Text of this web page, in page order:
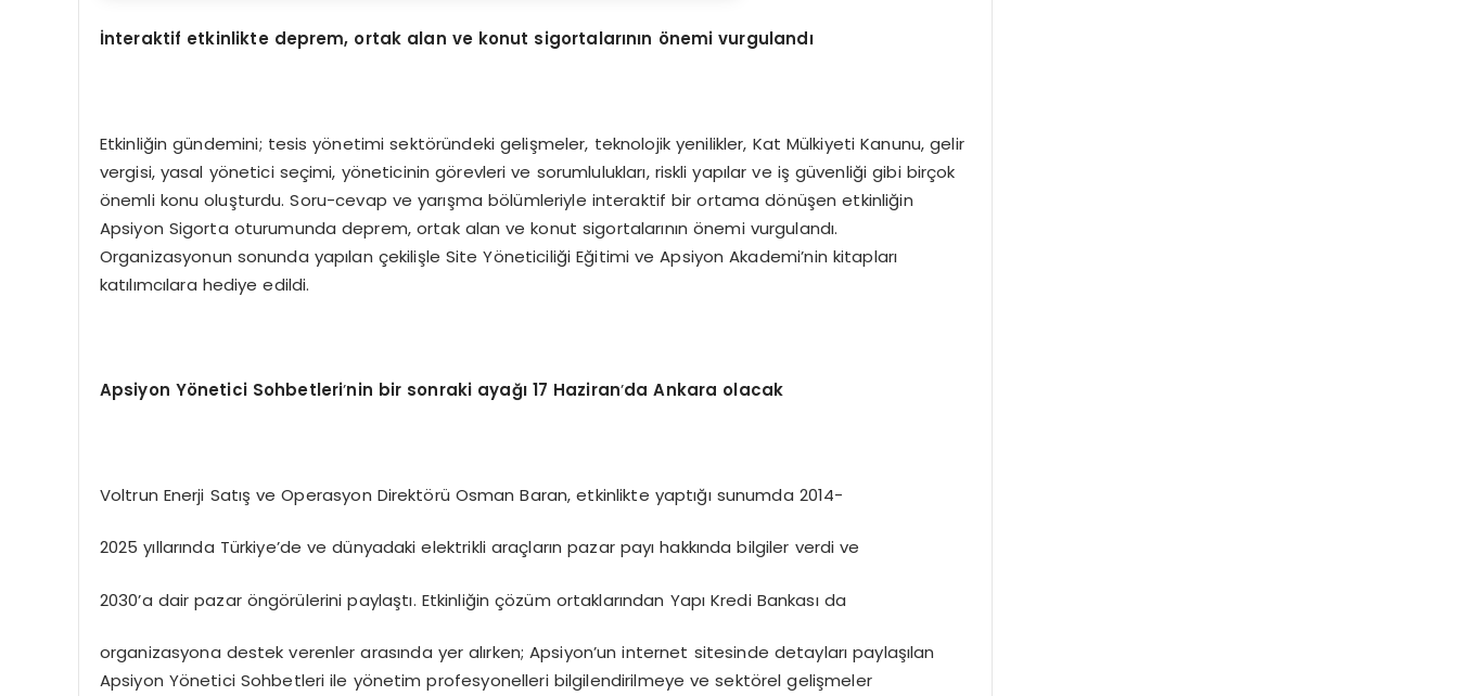
İnteraktif etkinlikte deprem, ortak alan ve konut sigortalarının önemi vurgulandı
Etkinliğin gündemini; tesis yönetimi sektöründeki gelişmeler, teknolojik yenilikler, Kat Mülkiyeti Kanunu, gelir
vergisi, yasal yönetici seçimi, yöneticinin görevleri ve sorumlulukları, riskli yapılar ve iş güvenliği gibi birçok
önemli konu oluşturdu. Soru-cevap ve yarışma bölümleriyle interaktif bir ortama dönüşen etkinliğin
Apsiyon Sigorta oturumunda deprem, ortak alan ve konut sigortalarının önemi vurgulandı.
Organizasyonun sonunda yapılan çekilişle Site Yöneticiliği Eğitimi ve Apsiyon Akademi’nin kitapları
katılımcılara hediye edildi.
Apsiyon Yönetici Sohbetleri’nin bir sonraki ayağı 17 Haziran’da Ankara olacak
Voltrun Enerji Satış ve Operasyon Direktörü Osman Baran, etkinlikte yaptığı sunumda 2014-
2025 yıllarında Türkiye’de ve dünyadaki elektrikli araçların pazar payı hakkında bilgiler verdi ve
2030’a dair pazar öngörülerini paylaştı. Etkinliğin çözüm ortaklarından Yapı Kredi Bankası da
organizasyona destek verenler arasında yer alırken; Apsiyon’un internet sitesinde detayları paylaşılan
Apsiyon Yönetici Sohbetleri ile yönetim profesyonelleri bilgilendirilmeye ve sektörel gelişmeler